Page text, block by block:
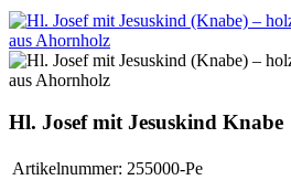
Hl. Josef mit Jesuskind Knabe
Artikelnummer: 255000-Pe